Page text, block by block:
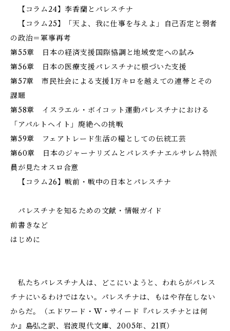
【コラム24】李香蘭とパレスチナ
【コラム25】「天よ、我に仕事を与えよ」――自己否定と弱者
の政治＝軍事再考
第55章 日本の経済支援――国際協調と地域安定への試み
第56章 日本の医療支援――パレスチナに根づいた支援
第57章 市民社会による支援――1万キロを越えての連帯とその
課題
第58章 イスラエル・ボイコット運動――パレスチナにおける
「アパルトヘイト」廃絶への挑戦
第59章 フェアトレード――生活の糧としての伝統工芸
第60章 日本のジャーナリズムとパレスチナ――エルサレム特派
員が見たオスロ合意
【コラム26】戦前・戦中の日本とパレスチナ
パレスチナを知るための文献・情報ガイド
前書きなど
はじめに
私たちパレスチナ人は、どこにいようと、われらがパレス
チナにいるわけではない。パレスチナは、もはや存在しない
からだ。（エドワード・W・サイード『パレスチナとは何
か』島弘之訳、岩波現代文庫、2005年、21頁）